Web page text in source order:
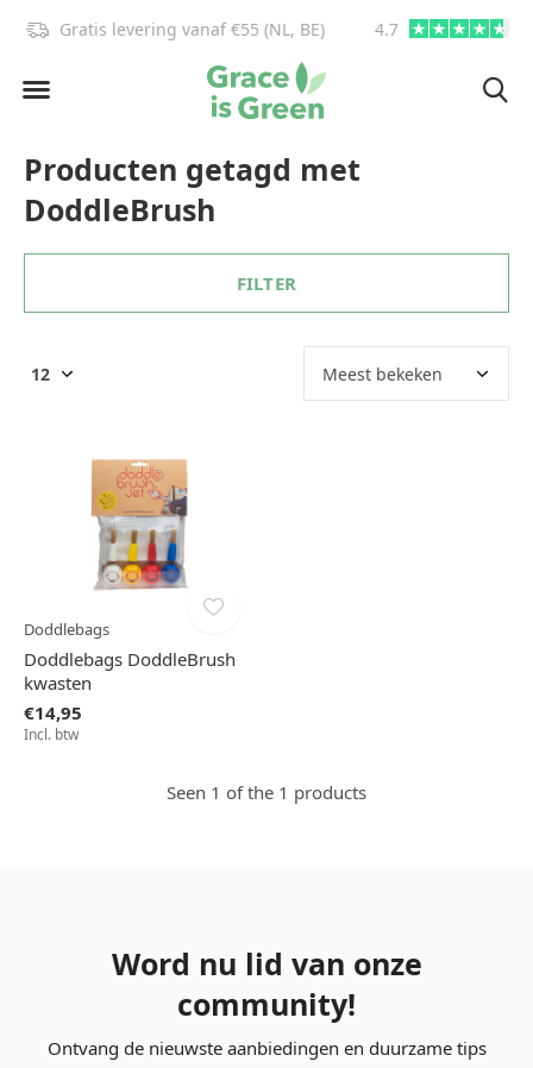
Gratis levering vanaf €55 (NL, BE) 4.7
Producten getagd met
DoddleBrush
FILTER
Doddlebags
Doddlebags DoddleBrush
kwasten
€14,95
Incl. btw
Seen 1 of the 1 products
Word nu lid van onze
community!
Ontvang de nieuwste aanbiedingen en duurzame tips